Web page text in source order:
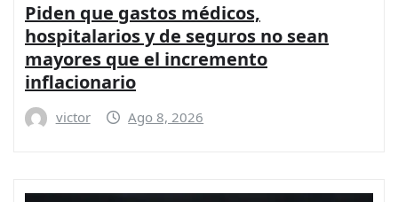
Piden que gastos médicos,
hospitalarios y de seguros no sean
mayores que el incremento
inflacionario
victor Ago 8, 2026